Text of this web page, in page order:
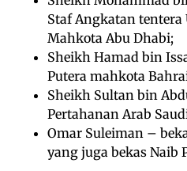
Staf Angkatan tentera
Mahkota Abu Dhabi;
Sheikh Hamad bin
Putera mahkota
Sheikh Sultan bin
Pertahanan Arab
Omar Suleiman –
yang juga bekas Naib